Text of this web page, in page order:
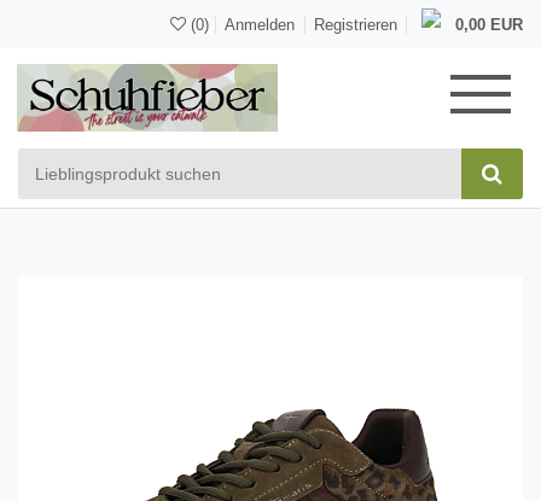
(0) Anmelden Registrieren 0,00 EUR